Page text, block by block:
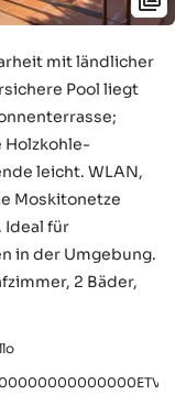
mit ländlicher
Pool liegt
Holzkohle-
leicht. WLAN,
Moskitonetze
Ideal für
in der Umgebung.
2 Bäder,